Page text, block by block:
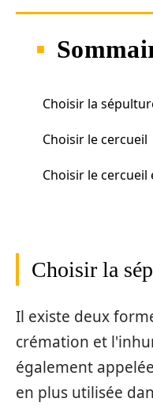
Choisir la
Choisir le cercueil
Choisir le
Choisir la
Il existe deux
crémation et
également
en plus utilisée